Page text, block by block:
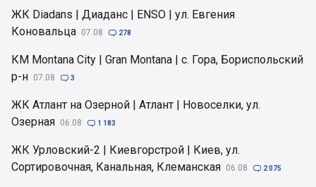
ЖК Diadans | Диаданс | ENSO | ул. Евгения
Коновальца 07.08  278
КМ Montana City | Gran Montana | с. Гора, Бориспольский
р-н 07.08  3
ЖК Атлант на Озерной | Атлант | Новоселки, ул.
Озерная 06.08  1 183
ЖК Урловский-2 | Киевгорстрой | Киев, ул.
Сортировочная, Канальная, Клеманская 06.08  2 075